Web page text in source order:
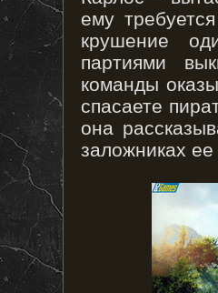
ему
крушение
партиями
команды
спасаете
она
заложниках ее